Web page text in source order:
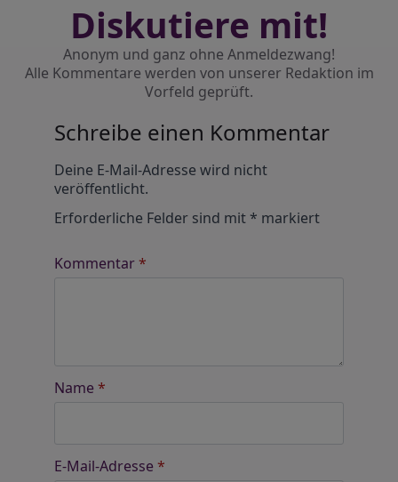
Diskutiere mit!
Anonym und ganz ohne Anmeldezwang!
Alle Kommentare werden von unserer Redaktion im
Vorfeld geprüft.
Schreibe einen Kommentar
Deine E-Mail-Adresse wird nicht
veröffentlicht.
Erforderliche Felder sind mit* markiert
Kommentar*
Name *
E-Mail-Adresse *